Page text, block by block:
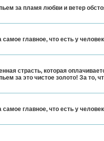
за пламя любви и ветер
главное, что есть у
страсть, которая
за это чистое золото! За то,
главное, что есть у